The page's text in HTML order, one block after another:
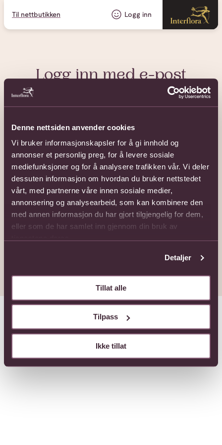
Denne nettsiden anvender cookies
Vi bruker informasjonskapsler for å gi innhold og
annonser et personlig preg, for å levere sosiale
mediefunksjoner og for å analysere trafikken vår. Vi deler
dessuten informasjon om hvordan du bruker nettstedet
vårt, med partnerne våre innen sosiale medier,
annonsering og analysearbeid, som kan kombinere den
med annen informasjon du har gjort tilgjengelig for dem,
eller som de har samlet inn gjennom din bruk av
Detaljer
Tillat alle
Tilpass
Ikke tillat
Til nettbutikken Logg inn
Logg inn med e-post
E-post eller brukernavn
Passord
Husk meg Glemt passord?
Logg inn med e-post